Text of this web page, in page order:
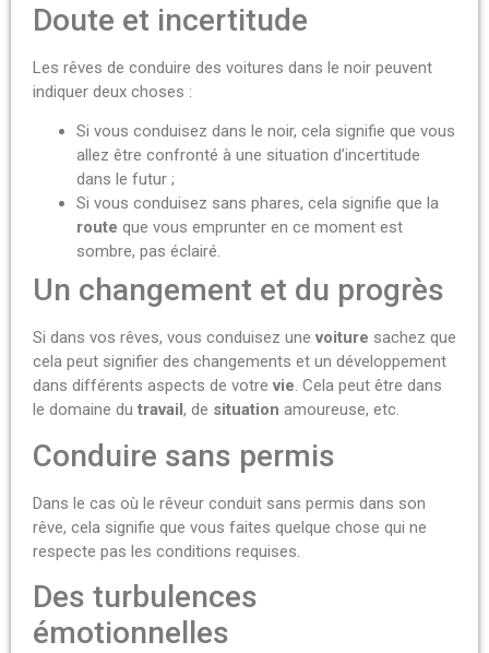
Doute et incertitude
Les rêves de conduire des voitures dans le noir peuvent
indiquer deux choses :
Si vous conduisez dans le noir, cela signifie que vous
allez être confronté à une situation d’incertitude
dans le futur ;
Si vous conduisez sans phares, cela signifie que la
route que vous emprunter en ce moment est
sombre, pas éclairé.
Un changement et du progrès
Si dans vos rêves, vous conduisez unevoiture sachez que
cela peut signifier des changements et un développement
dans différents aspects de votrevie. Cela peut être dans
le domaine du travail, de situation amoureuse, etc.
Conduire sans permis
Dans le cas où le rêveur conduit sans permis dans son
rêve, cela signifie que vous faites quelque chose qui ne
respecte pas les conditions requises.
Des turbulences
émotionnelles